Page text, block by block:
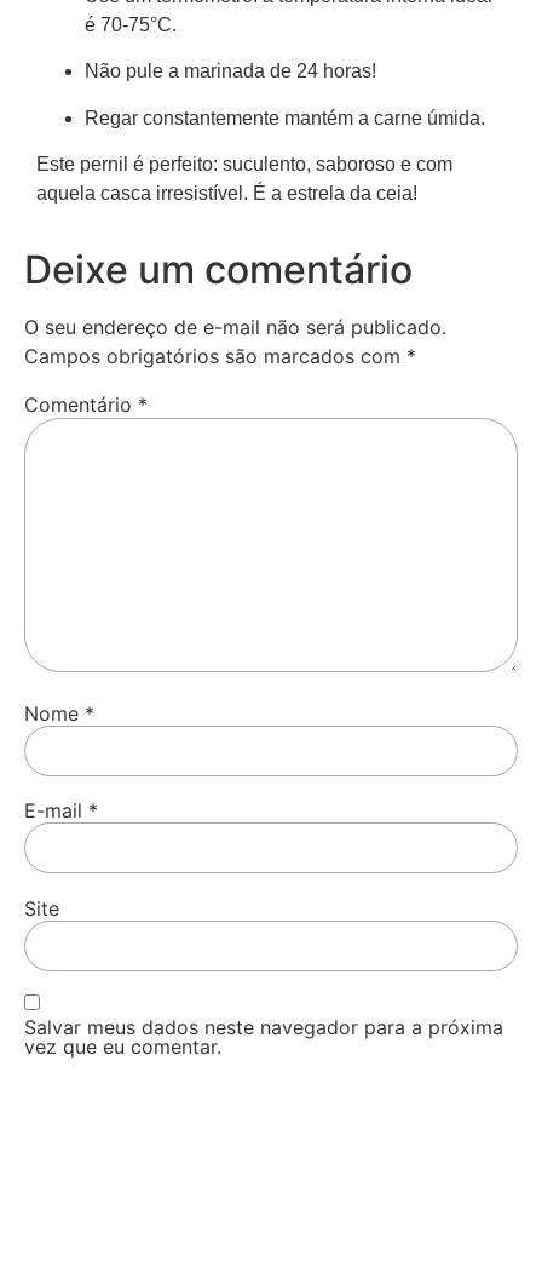
é 70-75°C.
Não pule a marinada de 24 horas!
Regar constantemente mantém a carne úmida.
Este pernil é perfeito: suculento, saboroso e com
aquela casca irresistível. É a estrela da ceia!
Deixe um comentário
O seu endereço de e-mail não será publicado.
Campos obrigatórios são marcados com *
Comentário *
Nome *
E-mail *
Site
Salvar meus dados neste navegador para a próxima
vez que eu comentar.